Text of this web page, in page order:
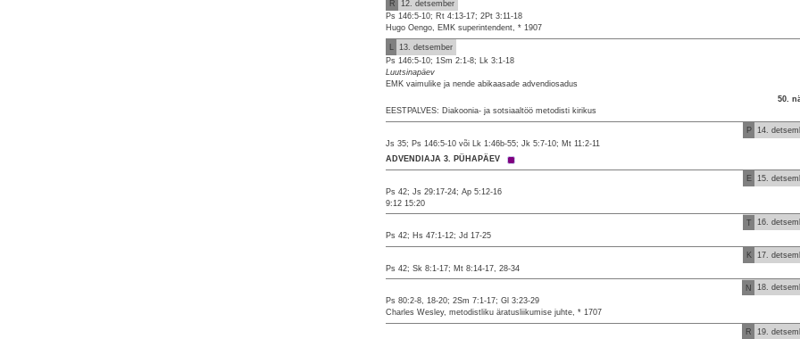
R
12. detsember
Ps 146:5-10; Rt 4:13-17; 2Pt 3:11-18
Hugo Oengo, EMK superintendent, * 1907
13. detsember
Ps 146:5-10; 1Sm 2:1-8; Lk 3:1-18
Luutsinapäev
EMK vaimulike ja nende abikaasade advendiosadus
50.
EESTPALVES: Diakoonia- ja sotsiaaltöö metodisti kirikus
P
14.
Js 35; Ps 146:5-10 või Lk 1:46b-55; Jk 5:7-10; Mt 11:2-11
ADVENDIAJA 3. PÜHAPÄEV
E
15.
Ps 42; Js 29:17-24; Ap 5:12-16
9:12 15:20
T
16.
Ps 42; Hs 47:1-12; Jd 17-25
K
17.
Ps 42; Sk 8:1-17; Mt 8:14-17, 28-34
N
18.
Ps 80:2-8, 18-20; 2Sm 7:1-17; Gl 3:23-29
Charles Wesley, metodistliku äratusliikumise juhte, * 1707
R
19.